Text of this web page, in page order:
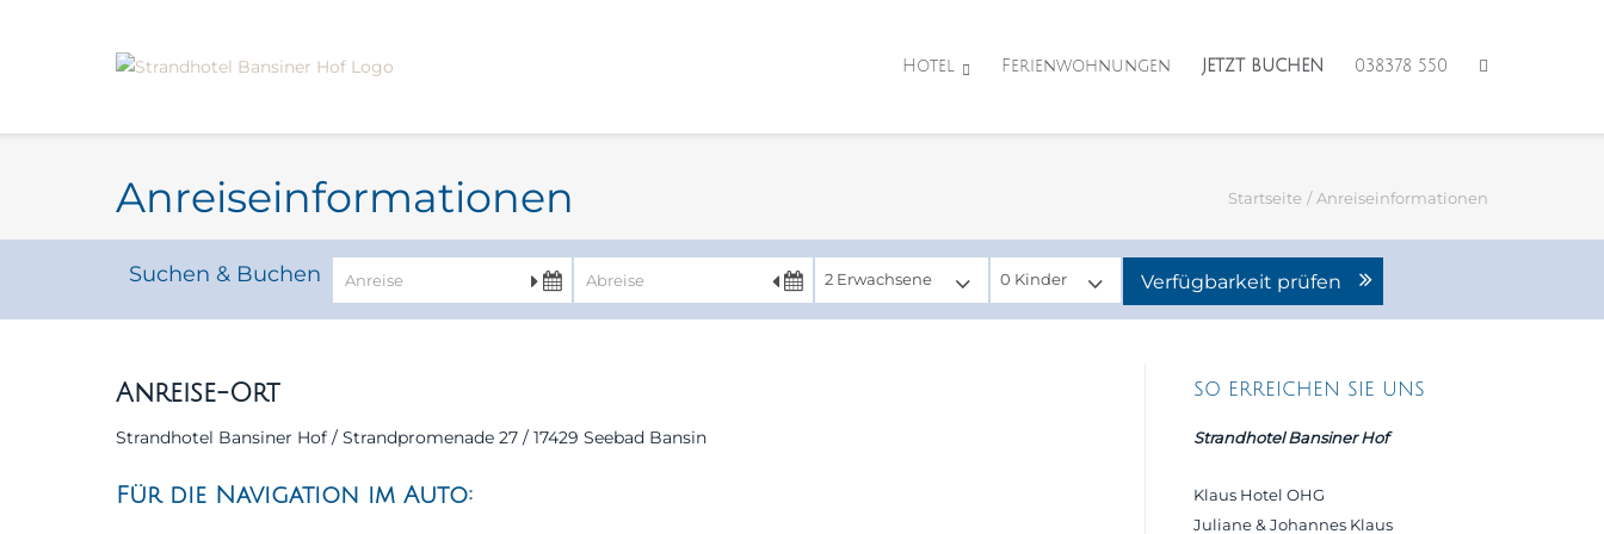
Hotel Ferienwohnungen JETZT BUCHEN 038378 550
Anreiseinformationen Startseite / Anreiseinformationen
Suchen & Buchen Verfügbarkeit prüfen
Anreise-Ort
Strandhotel Bansiner Hof / Strandpromenade 27 / 17429 Seebad Bansin
Für die Navigation im Auto:
SO ERREICHEN SIE UNS
Strandhotel Bansiner Hof
Klaus Hotel OHG
Juliane & Johannes Klaus